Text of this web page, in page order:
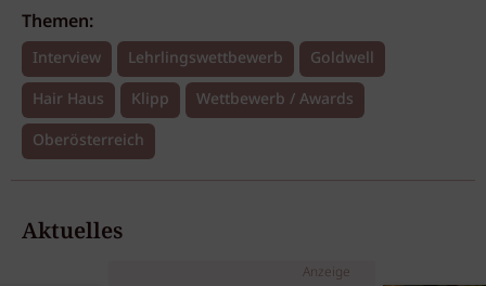
Themen:
Interview Lehrlingswettbewerb
Goldwell
Hair Haus
Klipp
Wettbewerb / Awards
Oberösterreich
Aktuelles
Anzeige